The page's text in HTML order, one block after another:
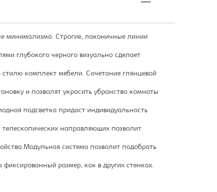
минимализма. Строгие, лаконичные линии
глубокого черного визуально сделает
стилю комплект мебели. Сочетание глянцевой
и позволят украсить убранство комнаты
подсветка придаст индивидуальность
направляющих позволит
Модульная система позволит подобрать
размер, как в других стенках.